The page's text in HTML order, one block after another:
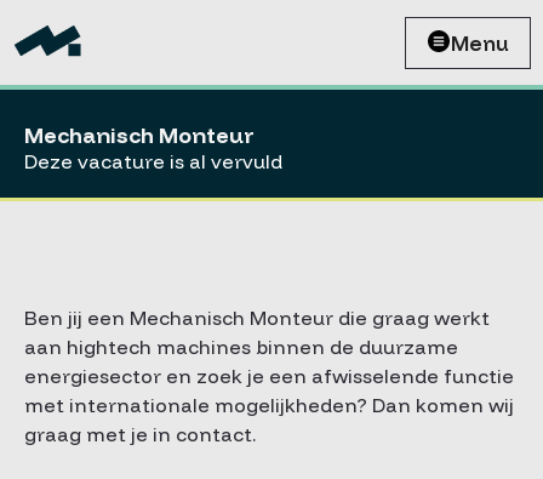
Menu
Mechanisch Monteur
Deze vacature is al vervuld
Ben jij een Mechanisch Monteur die graag werkt
aan hightech machines binnen de duurzame
energiesector en zoek je een afwisselende functie
met internationale mogelijkheden? Dan komen wij
graag met je in contact.